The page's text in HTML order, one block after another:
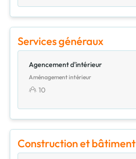
Services généraux
Agencement d'intérieur
Aménagement intérieur
10
Construction et bâtiment